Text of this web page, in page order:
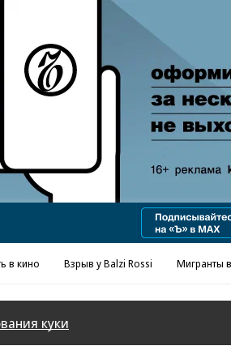
«Ъ» www.kommersant.ru/ad
в кино Взрыв у Balzi Rossi Мигранты
куки